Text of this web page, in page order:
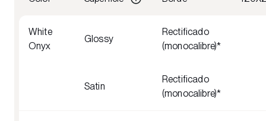
White
Onyx
Glossy
Rectificado
(monocalibre)*
Satin
Rectificado
(monocalibre)*